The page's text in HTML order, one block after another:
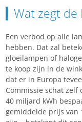
Wat zegt de
Een verbod op alle
hebben. Dat zal
gloeilampen of
te koop zijn in de
dat er in Europa
Commissie schat
40 miljard kWh
gemiddelde prijs van